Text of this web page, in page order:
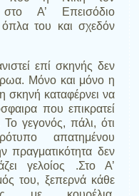
Α’ Επεισόδιο
όπλα του και σχεδόν
επί σκηνής δεν
Μόνο και μόνο η
σκηνή καταφέρνει να
που επικρατεί
γεγονός, πάλι, ότι
απατημένου
πραγματικότητα δεν
γελοίος .Στο Α’
του, ξεπερνά κάθε